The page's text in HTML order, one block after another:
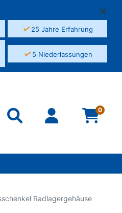
✓25 Jahre Erfahrung
✓5 Niederlassungen
0
Radlagergehäuse